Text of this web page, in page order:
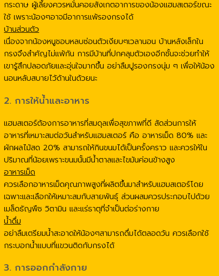
กระดาษ ผู้เลี้ยงควรหมั่นคอยสังเกตอาการของน้องแฮมสเตอร์ขณะ
ใช้ เพราะน้องๆอาจมีอาการแพ้รองกรงได้
บ้านส่วนตัว
เนื่องจากน้องหนูชอบหลบซ่อนตัวเงียบๆเวลานอน บ้านหลังเล็กใน
กรงจึงสำคัญไม่แพ้กัน การมีบ้านที่ปกคลุมตัวเองอีกชั้นจะช่วยทำให้
เขารู้สึกปลอดภัยและอุ่นใจมากขึ้น อย่าลืมปูรองกรงนุ่ม ๆ เพื่อให้น้อง
นอนหลับสบายไว้ด้านในด้วยนะ
2. การให้น้ำและอาหาร
แฮมสเตอร์ต้องการอาหารที่สมดุลเพื่อสุขภาพที่ดี สัดส่วนการให้
อาหารที่เหมาะสมต่อวันสำหรับแฮมสเตอร์ คือ อาหารเม็ด 80% และ
ผักผลไม้สด 20% สามารถให้กินขนมได้เป็นครั้งคราว และควรให้ใน
ปริมาณที่น้อยเพราะขนมนั้นมีน้ำตาลและไขมันค่อนข้างสูง
อาหารเม็ด
ควรเลือกอาหารเม็ดคุณภาพสูงที่ผลิตขึ้นมาสำหรับแฮมสเตอร์โดย
เฉพาะและเลือกให้เหมาะสมกับสายพันธุ์ ส่วนผสมควรประกอบไปด้วย
เมล็ดธัญพืช วิตามิน และแร่ธาตุที่จำเป็นต่อร่างกาย
น้ำดื่ม
อย่าลืมเตรียมน้ำสะอาดให้น้องๆสามารถดื่มได้ตลอดวัน ควรเลือกใช้
กระบอกน้ำแบบที่แขวนติดกับกรงได้
3. การออกกำลังกาย